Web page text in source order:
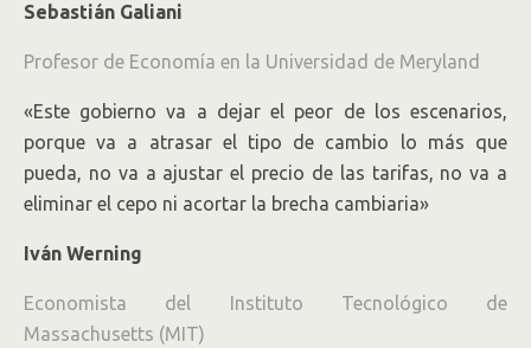
Sebastián Galiani
Profesor de Economía en la Universidad de Meryland
«Este gobierno va a dejar el peor de los escenarios,
porque va a atrasar el tipo de cambio lo más que
pueda, no va a ajustar el precio de las tarifas, no va a
eliminar el cepo ni acortar la brecha cambiaria»
Iván Werning
Economista del Instituto Tecnológico de
Massachusetts (MIT)